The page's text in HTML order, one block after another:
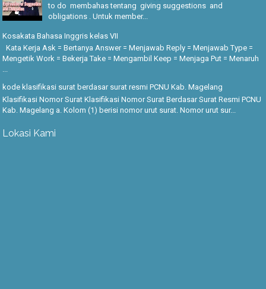
to do membahas tentang giving suggestions and
obligations . Untuk member...
Kosakata Bahasa Inggris kelas VII
Kata Kerja Ask = Bertanya Answer = Menjawab Reply = Menjawab Type =
Mengetik Work = Bekerja Take = Mengambil Keep = Menjaga Put = Menaruh
...
kode klasifikasi surat berdasar surat resmi PCNU Kab. Magelang
Klasifikasi Nomor Surat Klasifikasi Nomor Surat Berdasar Surat Resmi PCNU
Kab. Magelang a. Kolom (1) berisi nomor urut surat. Nomor urut sur...
Lokasi Kami